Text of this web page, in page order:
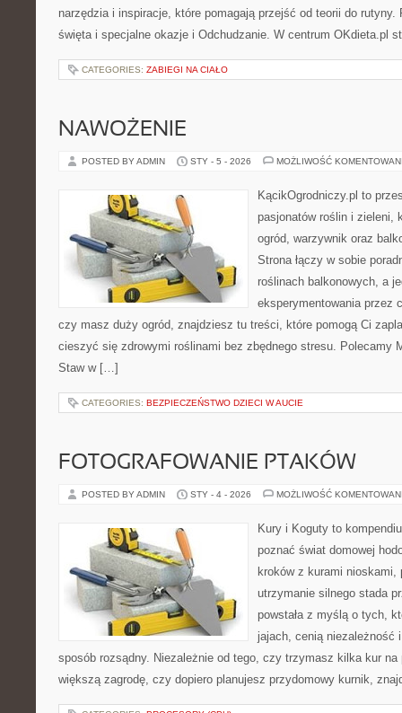
narzędzia i inspiracje, które pomagają przejść od teorii do rutyny.
święta i specjalne okazje i Odchudzanie. W centrum OKdieta.pl
CATEGORIES: ZABIEGI NA CIAŁO
NAWOŻENIE
POSTED BY ADMIN STY - 5 - 2026 MOŻLIWOŚĆ
KącikOgrodniczy.pl to
pasjonatów roślin i zieleni,
ogród, warzywnik oraz
Strona łączy w sobie
roślinach balkonowych, a
eksperymentowania przez
czy masz duży ogród, znajdziesz tu treści, które pomogą Ci
cieszyć się zdrowymi roślinami bez zbędnego stresu. Polecamy
Staw w […]
CATEGORIES: BEZPIECZEŃSTWO DZIECI W AUCIE
FOTOGRAFOWANIE PTAKÓW
POSTED BY ADMIN STY - 4 - 2026 MOŻLIWOŚĆ
Kury i Koguty to
poznać świat domowej
kroków z kurami
utrzymanie silnego stada
powstała z myślą o tych,
jajach, cenią niezależność
sposób rozsądny. Niezależnie od tego, czy trzymasz kilka kur na
większą zagrodę, czy dopiero planujesz przydomowy kurnik,